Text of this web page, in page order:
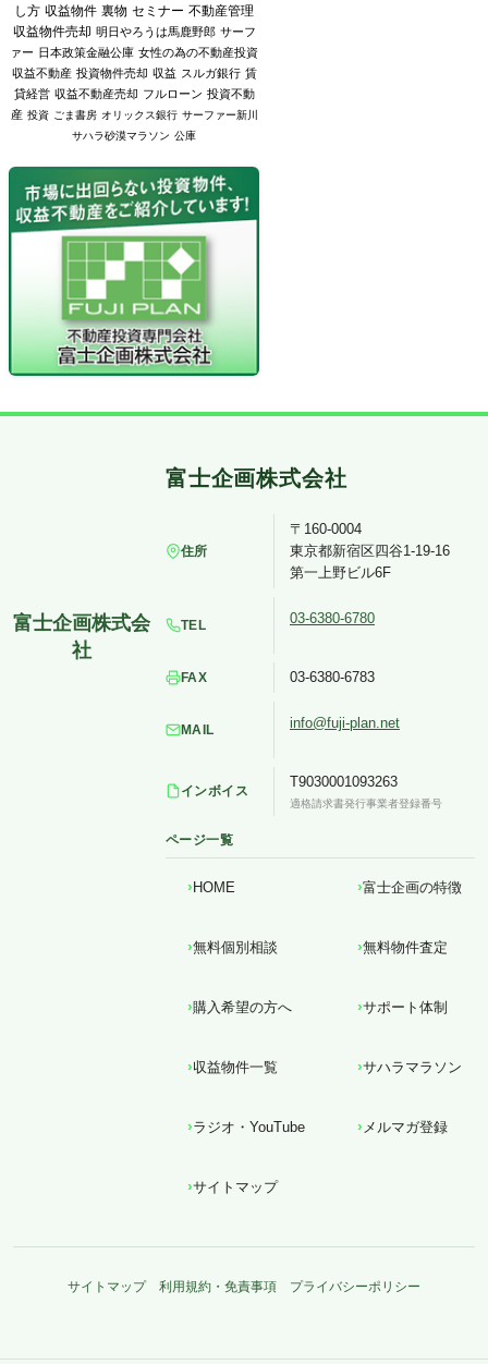
し方 収益物件 裏物 セミナー 不動産管理
収益物件売却 明日やろうは馬鹿野郎 サーフ
ァー 日本政策金融公庫 女性の為の不動産投資
収益不動産 投資物件売却 収益 スルガ銀行 賃
貸経営 収益不動産売却 フルローン 投資不動
産 投資 ごま書房 オリックス銀行 サーファー新川
サハラ砂漠マラソン 公庫
住所
〒160-0004
東京都新宿区四谷1-19-16
第一上野ビル6F
TEL 03-6380-6780
FAX 03-6380-6783
MAIL info@fuji-plan.net
インボイス
T9030001093263
適格請求書発行事業者登録番号
ページ一覧
HOME 富士企画の特徴
無料個別相談 無料物件査定
購入希望の方へ サポート体制
収益物件一覧 サハラマラソン
ラジオ・YouTube メルマガ登録
サイトマップ
サイトマップ 利用規約・免責事項 プライバシーポリシー